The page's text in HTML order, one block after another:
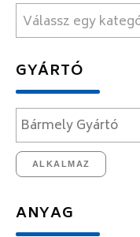
Válassz egy
GYÁRTÓ
ALKALMAZ
ANYAG